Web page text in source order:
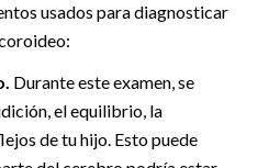
usados para diagnosticar
Durante este examen, se
el equilibrio, la
de tu hijo. Esto puede